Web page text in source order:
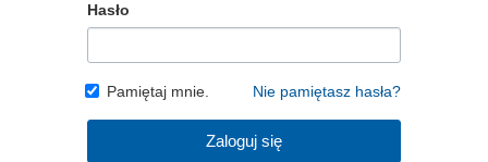
Hasło
Pamiętaj mnie. Nie pamiętasz hasła?
Zaloguj się